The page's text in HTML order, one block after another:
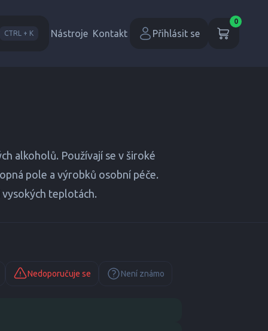
CTRL + K Nástroje Kontakt Přihlásit se
0
alkoholů. Používají se v široké
pole a výrobků osobní péče.
teplotách.
Nedoporučuje se
Není známo